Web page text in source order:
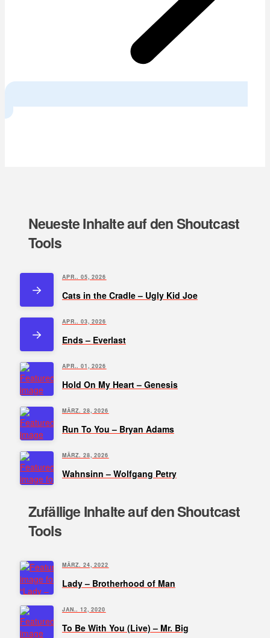
Next
Neueste Inhalte auf den Shoutcast
Tools
APR.. 05, 2026
Cats in the Cradle – Ugly Kid Joe
APR.. 03, 2026
Ends – Everlast
APR.. 01, 2026
Hold On My Heart – Genesis
MÄRZ. 28, 2026
Run To You – Bryan Adams
MÄRZ. 28, 2026
Wahnsinn – Wolfgang Petry
Zufällige Inhalte auf den Shoutcast
Tools
MÄRZ. 24, 2022
Lady – Brotherhood of Man
JAN.. 12, 2020
To Be With You (Live) – Mr. Big